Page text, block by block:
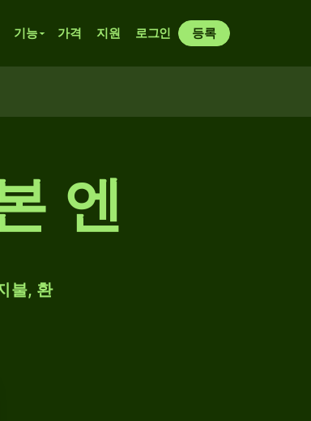
기능 가격 지원 로그인 등록
엔
불, 환